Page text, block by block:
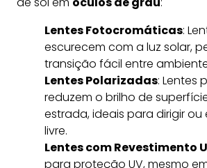
Lentes Fotocromáticas:
escurecem com a luz solar,
transição fácil entre
Lentes Polarizadas: Lentes
reduzem o brilho de
estrada, ideais para dirigir
livre.
Lentes com Revestimento
para proteção UV, mesmo